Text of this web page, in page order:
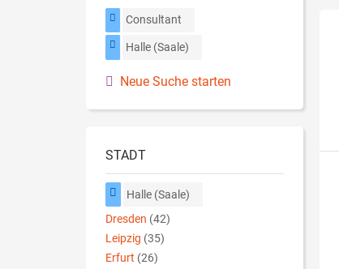
Consultant
Halle (Saale)
Neue Suche starten
STADT
Halle (Saale)
Dresden (42)
Leipzig (35)
Erfurt (26)